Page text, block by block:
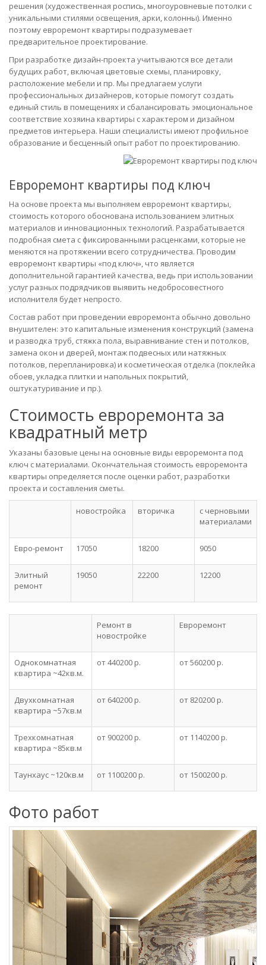
решения (художественная роспись, многоуровневые потолки с
уникальными стилями освещения, арки, колонны). Именно
поэтому евроремонт квартиры подразумевает
предварительное проектирование.
При разработке дизайн-проекта учитываются все детали
будущих работ, включая цветовые схемы, планировку,
расположение мебели и пр. Мы предлагаем услуги
профессиональных дизайнеров, которые помогут создать
единый стиль в помещениях и сбалансировать эмоциональное
соответствие хозяина квартиры с характером и дизайном
предметов интерьера. Наши специалисты имеют профильное
образование и бесценный опыт работ по проектированию.
Евроремонт квартиры под ключ
На основе проекта мы выполняем евроремонт квартиры,
стоимость которого обоснована использованием элитных
материалов и инновационных технологий. Разрабатывается
подробная смета с фиксированными расценками, которые не
меняются на протяжении всего сотрудничества. Проводим
евроремонт квартиры «под ключ», что является
дополнительной гарантией качества, ведь при использовании
услуг разных подрядчиков выявить недобросовестного
исполнителя будет непросто.
Состав работ при проведении евроремонта обычно довольно
внушителен: это капитальные изменения конструкций (замена
и разводка труб, стяжка пола, выравнивание стен и потолков,
замена окон и дверей, монтаж подвесных или натяжных
потолков, перепланировка) и косметическая отделка (поклейка
обоев, укладка плитки и напольных покрытий,
оштукатуривание и пр.).
Стоимость евроремонта за
квадратный метр
Указаны базовые цены на основные виды евроремонта под
ключ с материалами. Окончательная стоимость евроремонта
квартиры определяется после оценки работ, разработки
проекта и составления сметы.
новостройка вторичка
с черновыми
материалами
Евро-ремонт 17050 18200 9050
Элитный
ремонт
19050 22200 12200
Ремонт в
новостройке
Евроремонт
Однокомнатная
квартира ~42кв.м.
от 440200 р. от 560200 р.
Двухкомнатная
квартира ~57кв.м
от 640200 р. от 820200 р.
Трехкомнатная
квартира ~85кв.м
от 900200 р. от 1140200 р.
Таунхаус ~120кв.м от 1100200 р. от 1500200 р.
Фото работ